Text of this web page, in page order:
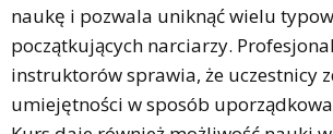
naukę i pozwala uniknąć wielu
początkujących narciarzy.
instruktorów sprawia, że uczestnicy
umiejętności w sposób